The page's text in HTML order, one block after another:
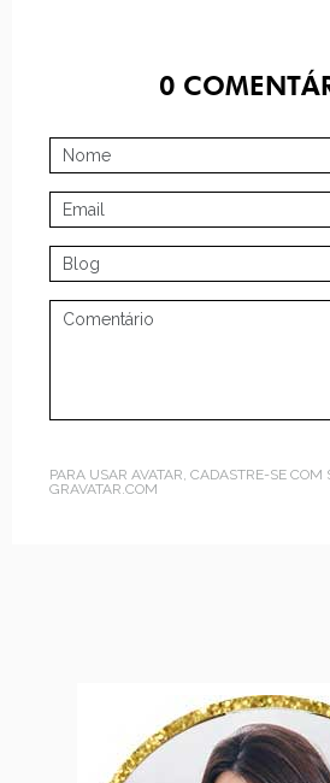
0
PARA USAR AVATAR, CADASTRE-SE COM
GRAVATAR.COM